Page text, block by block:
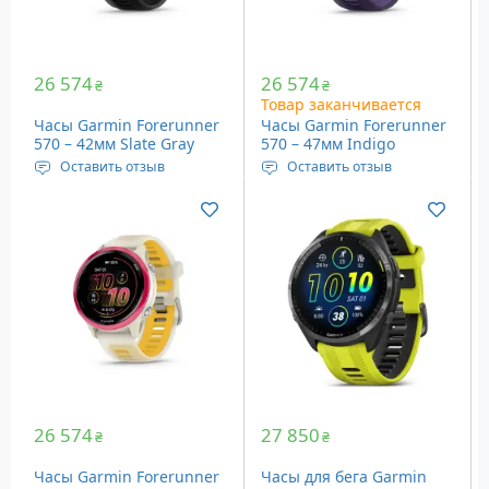
26 574₴
Часы Garmin Forerunner
570 – 42мм Slate Gray
Aluminum with
Translucent Black Silicone
Оставить отзыв
Дисплей: 1.2″ (30.4 мм),
Память: 8 Гб
Вес: 42 грамма
26 574₴
Товар заканчивается
Часы Garmin Forerunner
570 – 47мм Indigo
Aluminum with
Translucent
Silicone Band
Оставить отзыв
Дисплей: 1.4" (35.3 мм),
454 x 454 пикселей
Память: 8 Гб
Вес: 50 граммов
26 574₴
Часы Garmin Forerunner
27 850₴
Часы для бега Garmin